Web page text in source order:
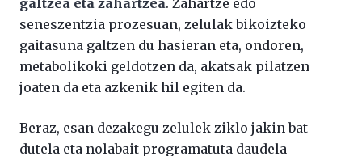
galtzea eta zahartzea. Zahartze edo
seneszentzia prozesuan, zelulak bikoizteko
gaitasuna galtzen du hasieran eta, ondoren,
metabolikoki geldotzen da, akatsak pilatzen
joaten da eta azkenik hil egiten da.
Beraz, esan dezakegu zelulek ziklo jakin bat
dutela eta nolabait programatuta daudela